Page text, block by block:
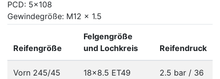
PCD: 5x108
Gewindegröße: M12 x 1.5
Reifengröße
Felgengröße
und Lochkreis
Reifendruck
Vorn 245/45
18x8.5 ET49
2.5 bar / 36